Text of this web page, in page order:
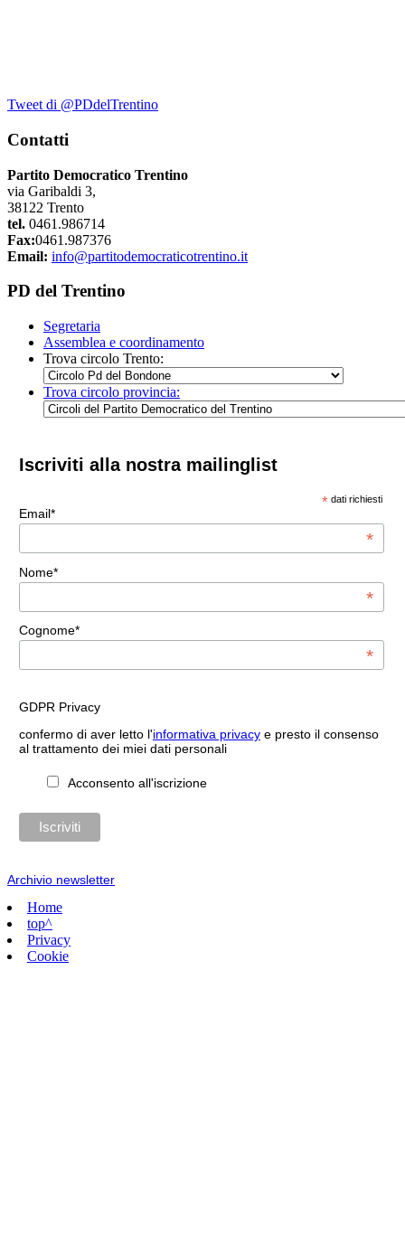
Tweet di @PDdelTrentino
Contatti
Partito Democratico Trentino
via Garibaldi 3,
38122 Trento
tel. 0461.986714
Fax:0461.987376
Email: info@partitodemocraticotrentino.it
PD del Trentino
Segretaria
Assemblea e coordinamento
Trova circolo Trento:
Trova circolo provincia:
Iscriviti alla nostra mailinglist
* dati richiesti
Email*
*
Nome*
*
Cognome*
*
GDPR Privacy
confermo di aver letto l'informativa privacye presto il consenso
al trattamento dei miei dati personali
Acconsento all'iscrizione
Archivio newsletter
Home
top^
Privacy
Cookie